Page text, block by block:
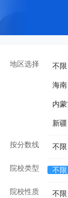
地区选择 不限
海南
内
新疆
按分数线 不限
院校类型 不限
院校性质 不限